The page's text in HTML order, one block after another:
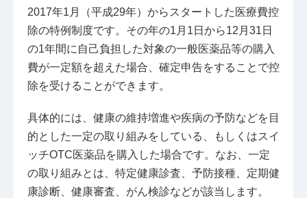
2017年1月（平成29年）からスタートした医療費控
除の特例制度です。その年の1月1日から12月31日
の1年間に自己負担した対象の一般医薬品等の購入
費が一定額を超えた場合、確定申告をすることで控
除を受けることができます。
具体的には、健康の維持増進や疾病の予防などを目
的とした一定の取り組みをしている、もしくはスイ
ッチOTC医薬品を購入した場合です。なお、一定
の取り組みとは、特定健康診査、予防接種、定期健
康診断、健康審査、がん検診などが該当します。